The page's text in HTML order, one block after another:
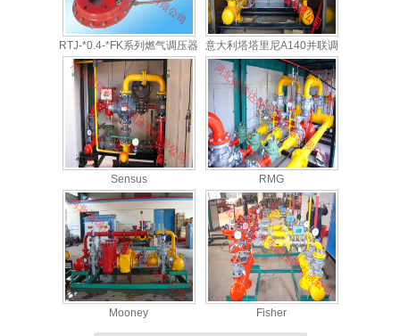
RTJ-*0.4-*FK系列燃气调压器
意大利塔塔里尼A140并联调
压柜
Sensus RMG
Mooney Fisher